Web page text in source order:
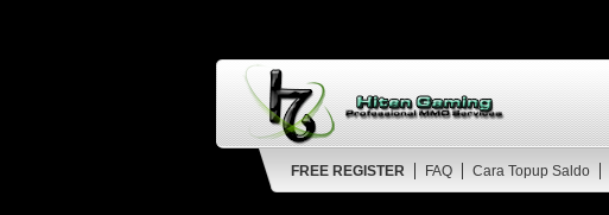
FREE REGISTER FAQ Cara Topup Saldo